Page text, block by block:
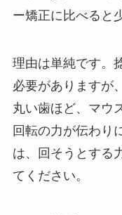
ー矯正に比べると
理由は単純です。
必要がありますが
丸い歯ほど、マウ
回転の力が伝わり
は、回そうとする
てください。